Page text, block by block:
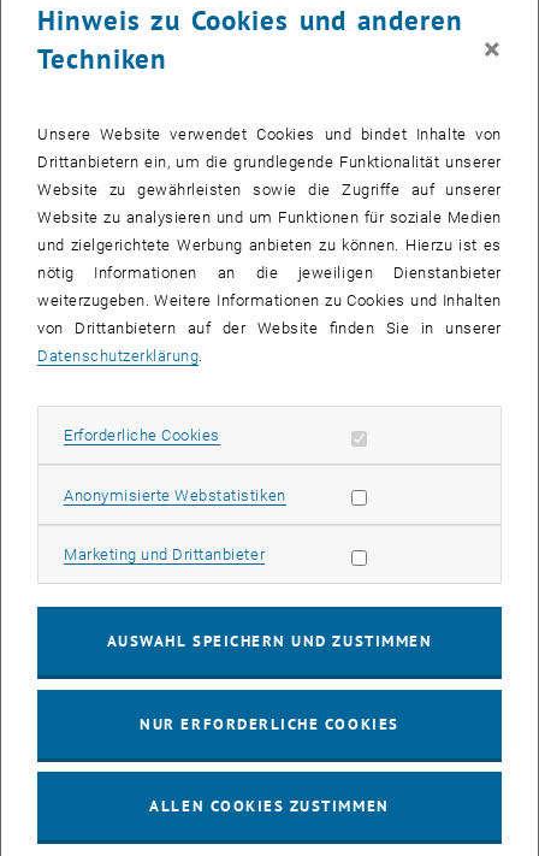
Subseiten von
Kraushofer. „Bei Iridiumoxid dachte man, das sei das die
sogenannte 110-Richtung – das hatten die Rechnungen so ergeben.
Maschinen, die Quantenphysik lernen
Bei einer Konferenz knapp vor dem Corona-Lockdown traf Ulrike
Diebold auf Karsten Reuter von der TU München, der sich ebenfalls
mit Iridiumoxid beschäftigt. Sein Team verwendetMachine Learning
– also Techniken aus dem Bereich der künstlichen Intelligenz – um
Materialeigenschaften besser berechnen zu können. Und dabei
hatte man genau dieselbe Überraschung erlebt wie in Wien: „Genau
wie das Experiment hatten auch die
uns die Sache gemeinsam noch näher anzusehen.
anderem noch aufwändigere Computersimulationen als jene, die
bei diesen Berechnungen zeigte sich, dass die experimentellen
Mensch und Maschine: Ein Blick in die Zukunft
neu überdenken“, sagt Ulrike Diebold. „Die Orientierung der
Oberfläche spielt nämlich auch für das chemische und
Hinweis zu Cookies und anderen
Techniken
×
Unsere Website verwendet Cookies und bindet Inhalte von
Drittanbietern ein, um die grundlegende Funktionalität unserer
Website zu gewährleisten sowie die Zugriffe auf unserer
Website zu analysieren und um Funktionen für soziale Medien
und zielgerichtete Werbung anbieten zu können. Hierzu ist es
nötig Informationen an die jeweiligen Dienstanbieter
weiterzugeben. Weitere Informationen zu Cookies und Inhalten
von Drittanbietern auf der Website finden Sie in unserer
Datenschutzerklärung
Erforderliche Cookies Erforderliche Cookies zulassen
Anonymisierte WebstatistikenStatistik Cookies zulassen
Marketing und DrittanbieterMarketing Cookies zulassen
AUSWAHL SPEICHERN UND ZUSTIMMEN
NUR ERFORDERLICHE COOKIES
ALLEN COOKIES ZUSTIMMEN